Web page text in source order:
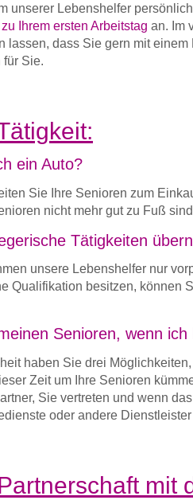
unserer Lebenshelfer
Ihrem ersten Arbeitstag an. Im
lassen, dass Sie gern mit
Sie.
ein Auto?
Sie Ihre Senioren zum
nicht mehr gut zu Fuß
Tätigkeiten
unsere Lebenshelfer nur
Qualifikation besitzen, können
Senioren, wenn
haben Sie drei
Zeit um Ihre Senioren
Sie vertreten und wenn
oder andere
mit